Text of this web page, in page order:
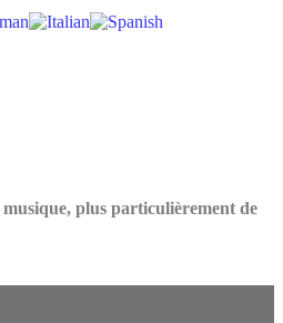
plus particulièrement de